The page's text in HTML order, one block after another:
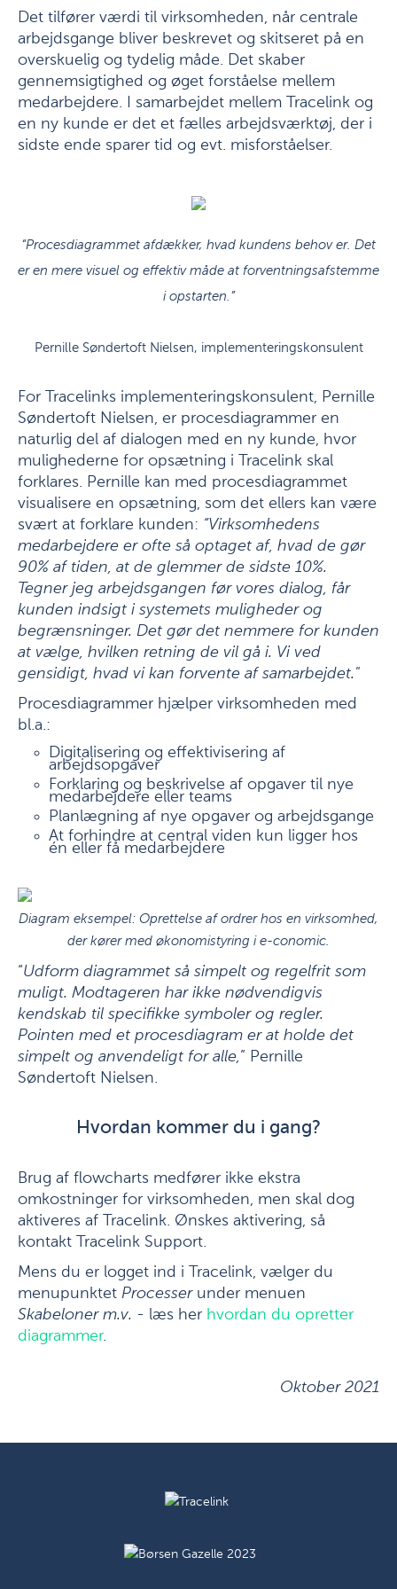
Det tilfører værdi til virksomheden, når centrale
arbejdsgange bliver beskrevet og skitseret på en
overskuelig og tydelig måde. Det skaber
gennemsigtighed og øget forståelse mellem
medarbejdere. I samarbejdet mellem Tracelink og
en ny kunde er det et fælles arbejdsværktøj, der i
sidste ende sparer tid og evt. misforståelser.
“Procesdiagrammet afdækker, hvad kundens behov er. Det
er en mere visuel og effektiv måde at forventningsafstemme
i opstarten.”
Pernille Søndertoft Nielsen, implementeringskonsulent
For Tracelinks implementeringskonsulent, Pernille
Søndertoft Nielsen, er procesdiagrammer en
naturlig del af dialogen med en ny kunde, hvor
mulighederne for opsætning i Tracelink skal
forklares. Pernille kan med procesdiagrammet
visualisere en opsætning, som det ellers kan være
svært at forklare kunden: “Virksomhedens
medarbejdere er ofte så optaget af, hvad de gør
90% af tiden, at de glemmer de sidste 10%.
Tegner jeg arbejdsgangen før vores dialog, får
kunden indsigt i systemets muligheder og
begrænsninger. Det gør det nemmere for kunden
at vælge, hvilken retning de vil gå i. Vi ved
gensidigt, hvad vi kan forvente af samarbejdet."
Procesdiagrammer hjælper virksomheden med
bl.a.:
Digitalisering og effektivisering af
arbejdsopgaver
Forklaring og beskrivelse af opgaver til nye
medarbejdere eller teams
Planlægning af nye opgaver og arbejdsgange
At forhindre at central viden kun ligger hos
én eller få medarbejdere
Diagram eksempel: Oprettelse af ordrer hos en virksomhed,
der kører med økonomistyring i e-conomic.
“Udform diagrammet så simpelt og regelfrit som
muligt. Modtageren har ikke nødvendigvis
kendskab til specifikke symboler og regler.
Pointen med et procesdiagram er at holde det
simpelt og anvendeligt for alle,” Pernille
Søndertoft Nielsen.
Hvordan kommer du i gang?
Brug af flowcharts medfører ikke ekstra
omkostninger for virksomheden, men skal dog
aktiveres af Tracelink. Ønskes aktivering, så
kontakt Tracelink Support.
Mens du er logget ind i Tracelink, vælger du
menupunktet Processerunder menuen
Skabeloner m.v. - læs her hvordan du opretter
diagrammer.
Oktober 2021